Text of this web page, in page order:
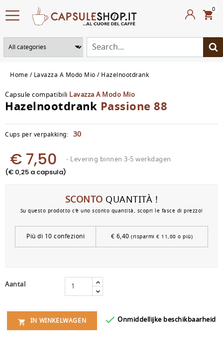
0
Home Lavazza A Modo Mio Hazelnootdrank
Capsule compatibili Lavazza A Modo Mio
Hazelnootdrank Passione 88
Cups per verpakking: 30
€ 7,50
(€ 0,25 a capsula)
- Levering binnen 3-5 werkdagen
SCONTO QUANTITÀ !
Su questo prodotto c'è uno sconto quantità, scopri le fasce di prezzo!
Più di 10 confezioni € 6,40(risparmi € 11,00 o più)
Aantal
 IN WINKELWAGEN  Onmiddellijke beschikbaarheid